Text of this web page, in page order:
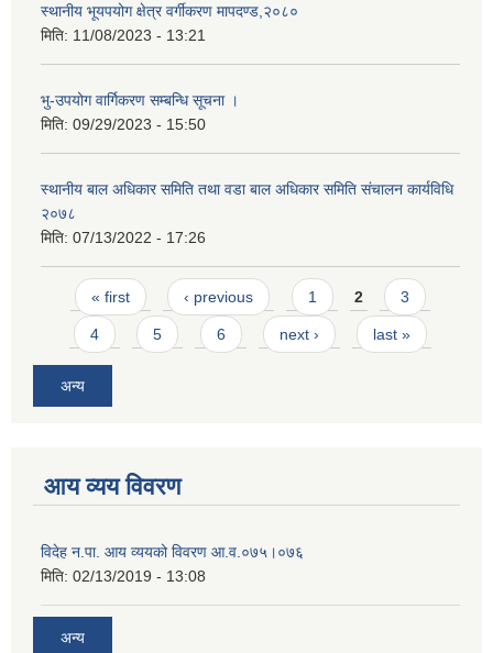
स्थानीय भूयपयोग क्षेत्र वर्गीकरण मापदण्ड,२०८०
मिति: 11/08/2023 - 13:21
भु-उपयोग वार्गिकरण सम्बन्धि सूचना ।
मिति: 09/29/2023 - 15:50
स्थानीय बाल अधिकार समिति तथा वडा बाल अधिकार समिति संचालन कार्यविधि
२०७८
मिति: 07/13/2022 - 17:26
Pages
« first ‹ previous 1 2 3
4 5 6 next › last »
अन्य
आय व्यय विवरण
विदेह न.पा. आय व्ययको विवरण आ.व.०७५।०७६
मिति: 02/13/2019 - 13:08
अन्य